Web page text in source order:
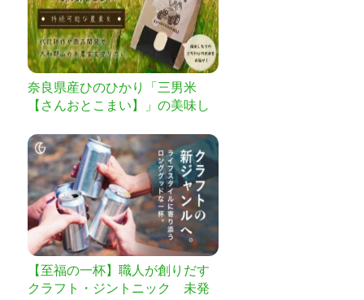
奈良県産ひのひかり「三男米
【さんおとこまい】」の美味し
農業を実現したい
【至福の一杯】職人が創りだす
クラフト・ジントニック 未発